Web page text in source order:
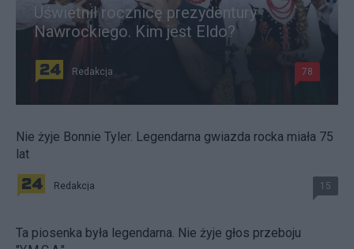
Uświetnił rocznicę prezydentury
Nawrockiego. Kim jest Eldo?
Redakcja 78
Nie żyje Bonnie Tyler. Legendarna gwiazda rocka miała 75
lat
Redakcja 15
Ta piosenka była legendarna. Nie żyje głos przeboju